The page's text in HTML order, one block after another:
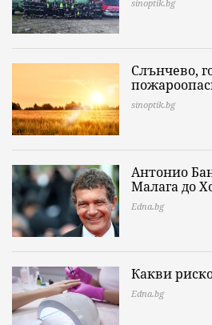
sinoptik.bg
Слънчево,
sinoptik.bg
Антонио
Малага до
Edna.bg
Какви
Edna.bg